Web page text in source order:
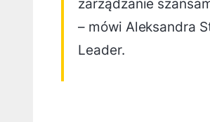
zarządzanie
– mówi Aleksandra
Leader.